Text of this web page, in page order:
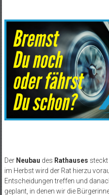
Der Neubau des Rathauses
im Herbst wird der Rat hierzu
Entscheidungen treffen und
geplant, in denen wir die